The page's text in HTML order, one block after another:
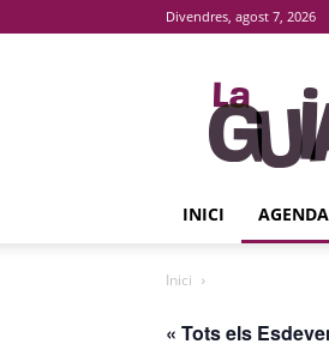
Divendres, agost 7, 2026
INICI AGENDA
Inici
« Tots els